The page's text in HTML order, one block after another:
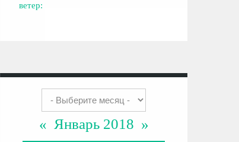
ветер:
« Январь 2018 »